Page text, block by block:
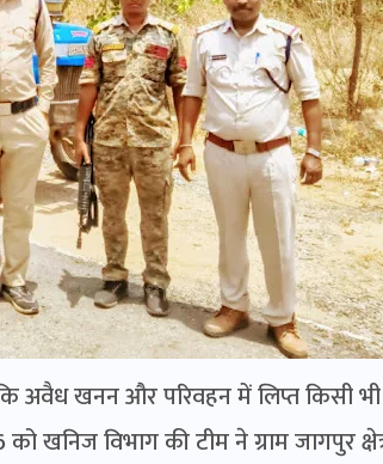
अवैध खनन और परिवहन में लिप्त किसी
खनिज विभाग की टीम ने ग्राम जागपुर